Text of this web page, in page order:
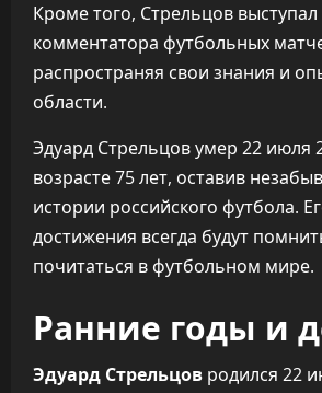
Кроме того, Стрельцов
комментатора футбольных
распространяя свои знания и
области.
Эдуард Стрельцов умер 22 июля
возрасте 75 лет, оставив
истории российского футбола.
достижения всегда будут
почитаться в футбольном мире.
Ранние годы и
Эдуард Стрельцов родился 22